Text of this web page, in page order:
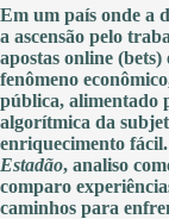
Em um país onde a
a ascensão pelo
apostas online
fenômeno
pública, alimentado
algorítmica da
enriquecimento
Estadão, analiso
comparo
caminhos para